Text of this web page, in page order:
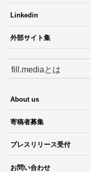
Linkedin
外部サイト集
fill.mediaとは
About us
寄稿者募集
プレスリリース受付
お問い合わせ